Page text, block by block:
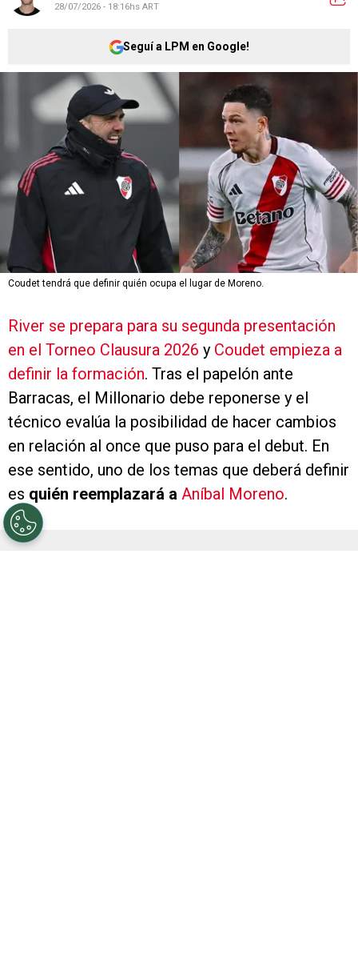
28/07/2026 - 18:16hs ART
Seguí a LPM en Google!
Coudet tendrá que definir quién ocupa el lugar de Moreno.
River se prepara para su segunda presentación
en el Torneo Clausura 2026 y Coudet empieza a
definir la formación. Tras el papelón ante
Barracas, el Millonario debe reponerse y el
técnico evalúa la posibilidad de hacer cambios
en relación al once que puso para el debut. En
ese sentido, uno de los temas que deberá definir
es quién reemplazará a Aníbal Moreno.